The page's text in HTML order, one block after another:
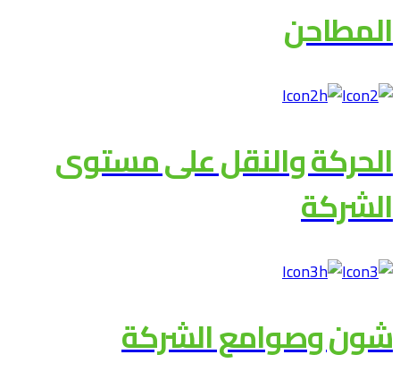
المطاحن
الحركة والنقل على مستوى
الشركة
شون وصوامع الشركة